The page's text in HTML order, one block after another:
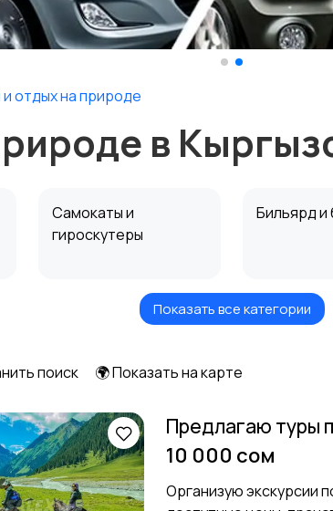
отдых на природе
в
Самокаты и
гироскутеры
Бильярд и
Охота и рыбалка
Туризм и
Показать все категории
поиск 🌍 Показать на карте
Предлагаю туры
10 000 сом
Организую экскурсии